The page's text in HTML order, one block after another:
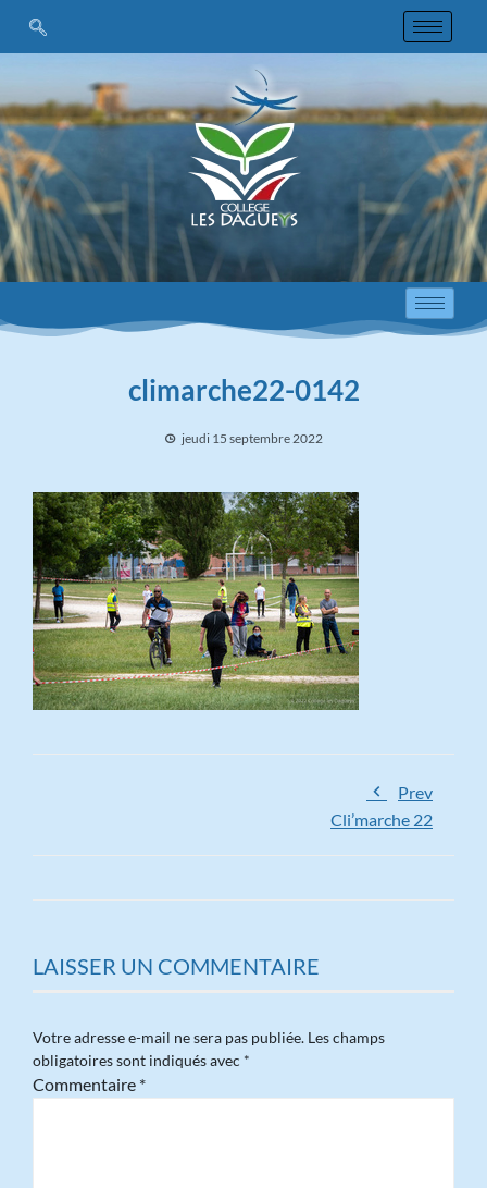
climarche22-0142
jeudi 15 septembre 2022
Prev
Cli’marche 22
LAISSER UN COMMENTAIRE
Votre adresse e-mail ne sera pas publiée. Les champs
obligatoires sont indiqués avec *
Commentaire *